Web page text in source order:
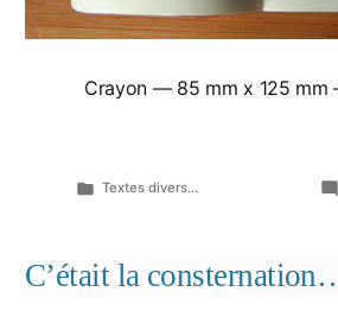
Crayon — 85 mm x 125 mm
Publié
Textes divers...
C’était la